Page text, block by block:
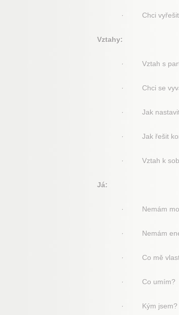
· Chci vyřešit
Vztahy:
· Vztah s
· Chci se
· Jak nastavit a
· Jak řešit
· Vztah k sobě
Já:
· Nemám
· Nemám
· Co mě
· Co umím?
· Kým jsem?